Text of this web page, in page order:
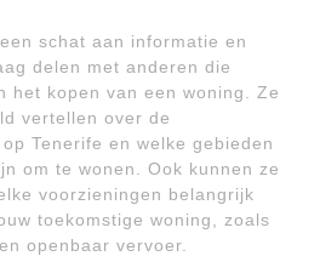
schat aan informatie en
delen met anderen die
het kopen van een woning. Ze
vertellen over de
Tenerife en welke gebieden
om te wonen. Ook kunnen ze
voorzieningen belangrijk
toekomstige woning, zoals
openbaar vervoer.